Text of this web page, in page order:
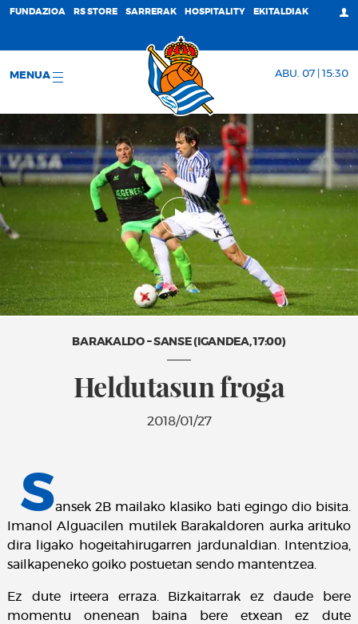
FUNDAZIOA RS STORE SARRERAK HOSPITALITY EKITALDIAK
MENUA ABU. 07 | 15:30
BARAKALDO – SANSE (IGANDEA, 17:00)
Heldutasun froga
2018/01/27
Sansek 2B mailako klasiko bati egingo dio bisita.
Imanol Alguacilen mutilek Barakaldoren aurka arituko
dira ligako hogeitahirugarren jardunaldian. Intentzioa,
sailkapeneko goiko postuetan sendo mantentzea.
Ez dute irteera erraza. Bizkaitarrak ez daude bere
momentu onenean baina bere etxean ez dute